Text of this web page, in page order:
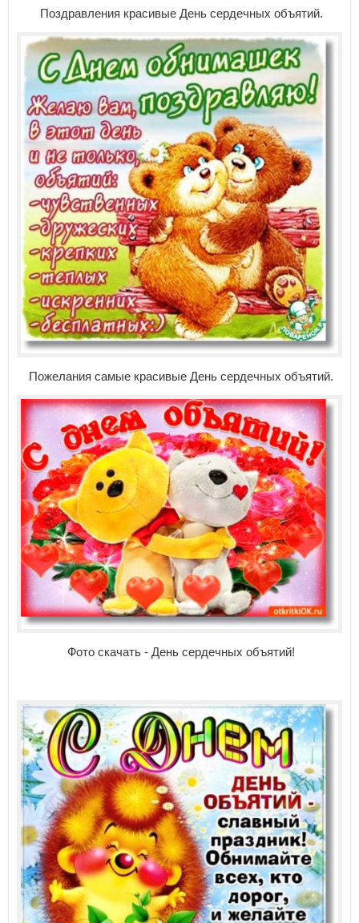
Поздравления красивые День сердечных объятий.
Пожелания самые красивые День сердечных объятий.
Фото скачать - День сердечных объятий!